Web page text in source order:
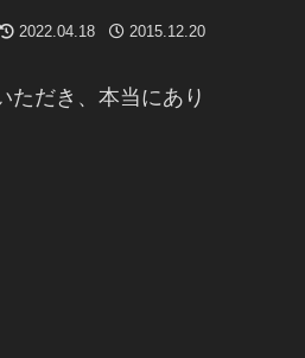
2022.04.18 2015.12.20
ただき、本当にあり